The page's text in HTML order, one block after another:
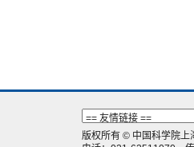
版权所有 © 中国科学院